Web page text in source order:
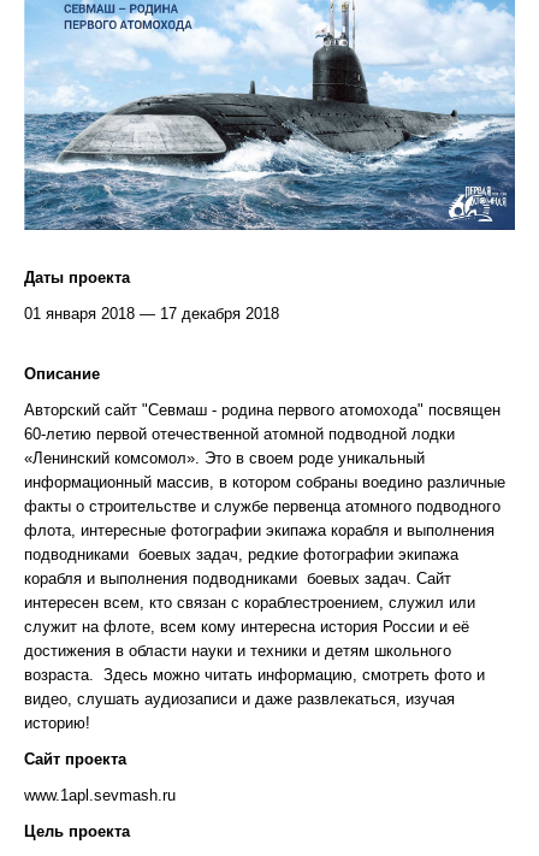
Даты проекта
01 января 2018 — 17 декабря 2018
Описание
Авторский сайт "Севмаш - родина первого атомохода" посвящен
60-летию первой отечественной атомной подводной лодки
«Ленинский комсомол». Это в своем роде уникальный
информационный массив, в котором собраны воедино различные
факты о строительстве и службе первенца атомного подводного
флота, интересные фотографии экипажа корабля и выполнения
подводниками боевых задач, редкие фотографии экипажа
корабля и выполнения подводниками боевых задач. Сайт
интересен всем, кто связан с кораблестроением, служил или
служит на флоте, всем кому интересна история России и её
достижения в области науки и техники и детям школьного
возраста. Здесь можно читать информацию, смотреть фото и
видео, слушать аудиозаписи и даже развлекаться, изучая
историю!
Сайт проекта
www.1apl.sevmash.ru
Цель проекта